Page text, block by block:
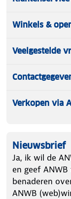
Winkels &
Veelgestelde
Verkopen via
Nieuwsbrief
Ja, ik wil de
en geef
benaderen
ANWB